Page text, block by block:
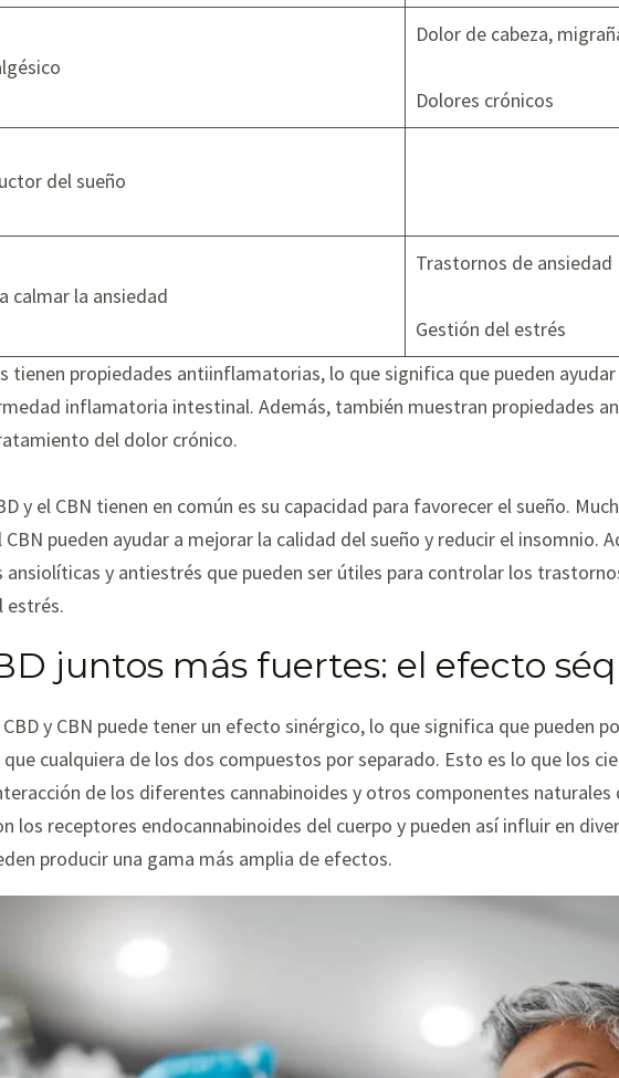
Dolor de cabeza,
Dolores crónicos
del sueño
calmar la ansiedad
Trastornos de ansiedad
Gestión del estrés
tienen propiedades antiinflamatorias, lo que significa que pueden
inflamatoria intestinal. Además, también muestran propiedades
del dolor crónico.
y el CBN tienen en común es su capacidad para favorecer el sueño.
CBN pueden ayudar a mejorar la calidad del sueño y reducir el insomnio.
ansiolíticas y antiestrés que pueden ser útiles para controlar los
estrés.
juntos más fuertes: el efecto
y CBN puede tener un efecto sinérgico, lo que significa que pueden
cualquiera de los dos compuestos por separado. Esto es lo que los
de los diferentes cannabinoides y otros componentes naturales
los receptores endocannabinoides del cuerpo y pueden así influir en
producir una gama más amplia de efectos.